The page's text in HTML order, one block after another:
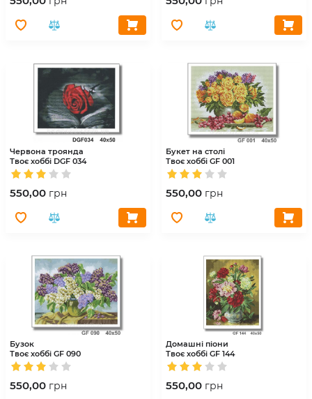
Червона троянда
Твоє хоббі DGF 034
550,00 грн
Букет на столі
Твоє хоббі GF 001
550,00 грн
Бузок
Твоє хоббі GF 090
550,00 грн
Домашні піони
Твоє хоббі GF 144
550,00 грн